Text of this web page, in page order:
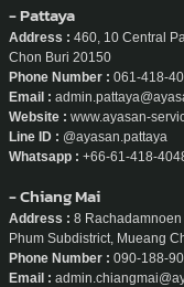
- Pattaya
Address : 460, 10 Central
Chon Buri 20150
Phone Number : 061-418-
Email :
Website : www.ayasan-
Line ID : @ayasan.pattaya
Whatsapp : +66-61-418-
- Chiang Mai
Address : 8
Phum Subdistrict, Mueang
Phone Number : 090-188-
Email :